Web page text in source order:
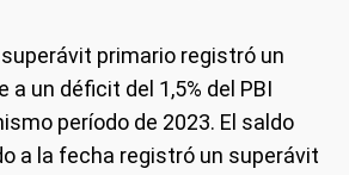
primario registró un
a un déficit del 1,5% del PBI
período de 2023. El saldo
a la fecha registró un superávit